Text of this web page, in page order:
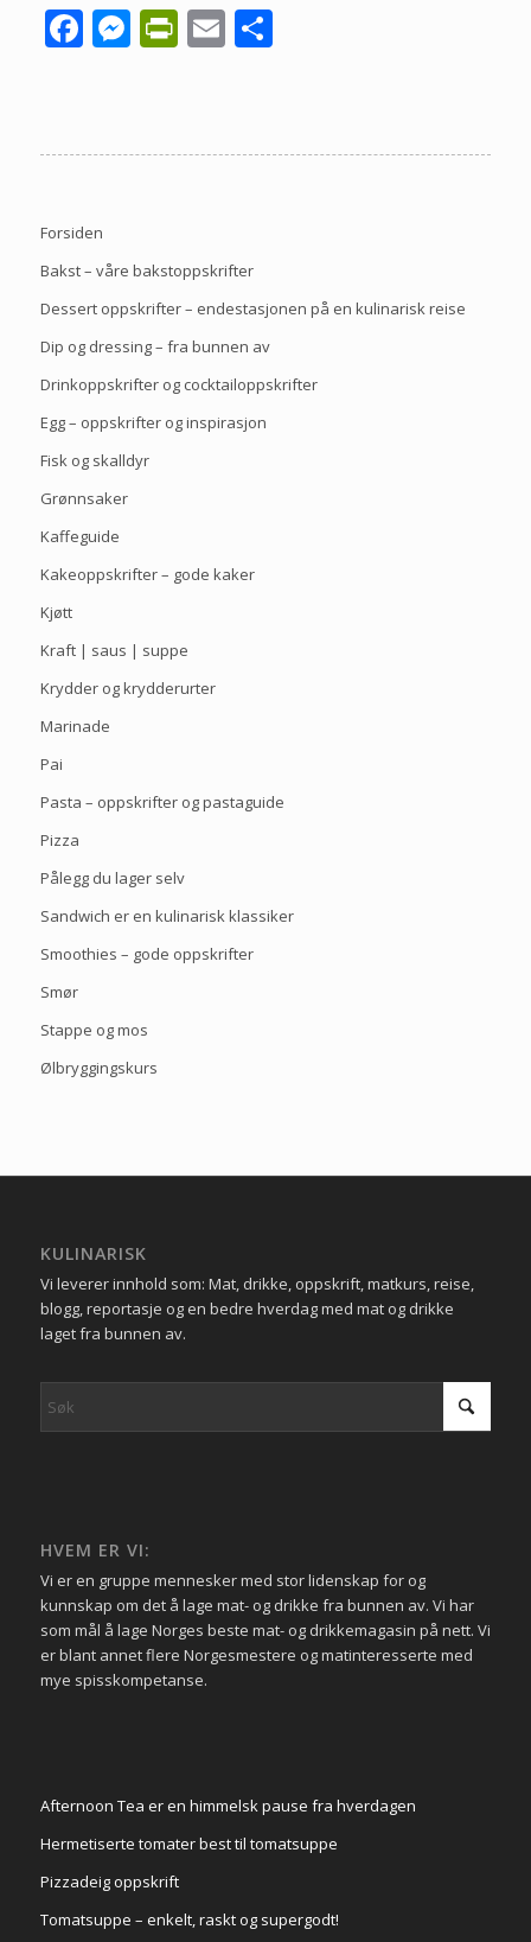
Facebook
Messenger
PrintFriendly
EmailShare
Forsiden
Bakst – våre bakstoppskrifter
Dessert oppskrifter – endestasjonen på en kulinarisk reise
Dip og dressing – fra bunnen av
Drinkoppskrifter og cocktailoppskrifter
Egg – oppskrifter og inspirasjon
Fisk og skalldyr
Grønnsaker
Kaffeguide
Kakeoppskrifter – gode kaker
Kjøtt
Kraft | saus | suppe
Krydder og krydderurter
Marinade
Pai
Pasta – oppskrifter og pastaguide
Pizza
Pålegg du lager selv
Sandwich er en kulinarisk klassiker
Smoothies – gode oppskrifter
Smør
Stappe og mos
Ølbryggingskurs
KULINARISK
Vi leverer innhold som: Mat, drikke, oppskrift, matkurs, reise,
blogg, reportasje og en bedre hverdag med mat og drikke
laget fra bunnen av.
HVEM ER VI:
Vi er en gruppe mennesker med stor lidenskap for og
kunnskap om det å lage mat- og drikke fra bunnen av. Vi har
som mål å lage Norges beste mat- og drikkemagasin på nett. Vi
er blant annet flere Norgesmestere og matinteresserte med
mye spisskompetanse.
Afternoon Tea er en himmelsk pause fra hverdagen
Hermetiserte tomater best til tomatsuppe
Pizzadeig oppskrift
Tomatsuppe – enkelt, raskt og supergodt!